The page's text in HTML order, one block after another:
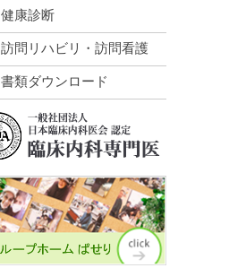
健康診断
訪問リハビリ・訪問看護
書類ダウンロード